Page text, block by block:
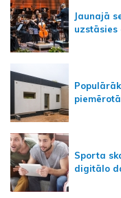
Jaunajā
uzstāsies
Sporta
digitālo